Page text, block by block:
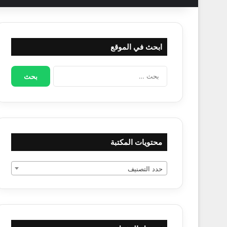
ابحث في الموقع
البحث
محتويات المكتبة
حدد التصنيف